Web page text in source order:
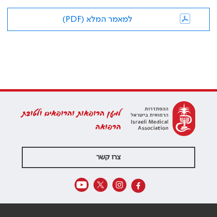
למאמר המלא (PDF)
למען הרופאות והרופאים ולטובת
הרפואה
צרו קשר